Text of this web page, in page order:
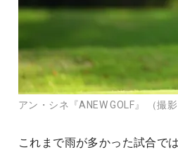
アン・シネ『ANEW GOLF』 （撮影
これまで雨が多かった試合で